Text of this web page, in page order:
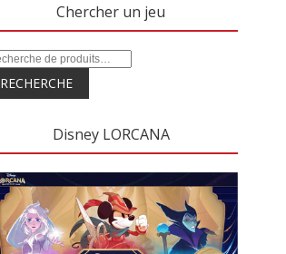
Chercher un jeu
RECHERCHE
Disney LORCANA